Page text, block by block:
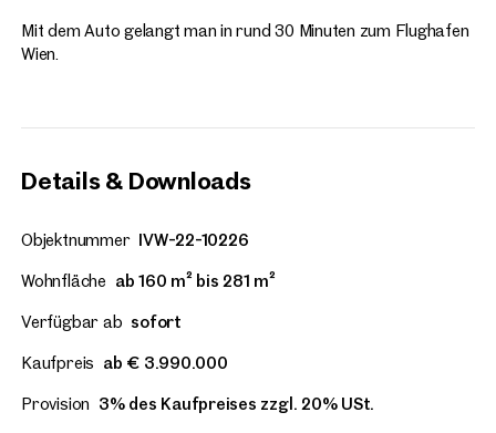
Mit dem Auto gelangt man in rund 30 Minuten zum Flughafen
Wien.
Details & Downloads
Objektnummer IVW-22-10226
Wohnfläche ab 160 m² bis 281 m²
Verfügbar ab sofort
Kaufpreis ab € 3.990.000
Provision 3% des Kaufpreises zzgl. 20% USt.